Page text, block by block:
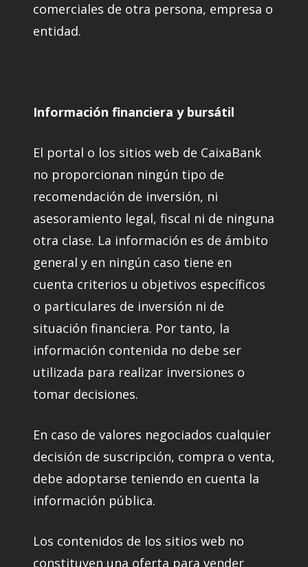
comerciales de otra persona, empresa o
entidad.
Información financiera y bursátil
El portal o los sitios web de CaixaBank
no proporcionan ningún tipo de
recomendación de inversión, ni
asesoramiento legal, fiscal ni de ninguna
otra clase. La información es de ámbito
general y en ningún caso tiene en
cuenta criterios u objetivos específicos
o particulares de inversión ni de
situación financiera. Por tanto, la
información contenida no debe ser
utilizada para realizar inversiones o
tomar decisiones.
En caso de valores negociados cualquier
decisión de suscripción, compra o venta,
debe adoptarse teniendo en cuenta la
información pública.
Los contenidos de los sitios web no
constituyen una oferta para vender